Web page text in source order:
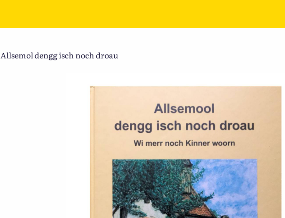
Allsemol dengg isch noch droau